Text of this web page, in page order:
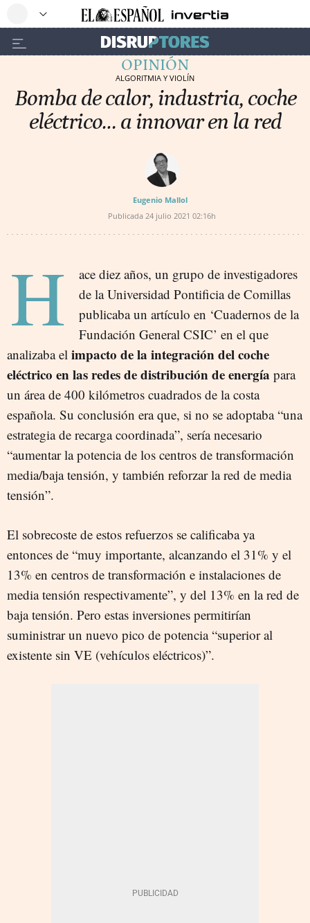
OPINIÓN
ALGORITMIA Y VIOLÍN
Bomba de calor, industria, coche
eléctrico… a innovar en la red
Eugenio Mallol
Publicada 24 julio 2021 02:16h
H
ace diez años, un grupo de investigadores
de la Universidad Pontificia de Comillas
publicaba un artículo en ‘Cuadernos de la
Fundación General CSIC’ en el que
analizaba el impacto de la integración del coche
eléctrico en las redes de distribución de energía para
un área de 400 kilómetros cuadrados de la costa
española. Su conclusión era que, si no se adoptaba “una
estrategia de recarga coordinada”, sería necesario
“aumentar la potencia de los centros de transformación
media/baja tensión, y también reforzar la red de media
tensión”.
El sobrecoste de estos refuerzos se calificaba ya
entonces de “muy importante, alcanzando el 31% y el
13% en centros de transformación e instalaciones de
media tensión respectivamente”, y del 13% en la red de
baja tensión. Pero estas inversiones permitirían
suministrar un nuevo pico de potencia “superior al
existente sin VE (vehículos eléctricos)”.